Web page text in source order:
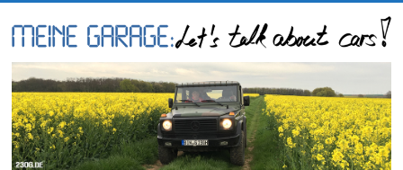
to
content
Meine
Garage